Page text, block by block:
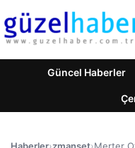
Güncel Haberler